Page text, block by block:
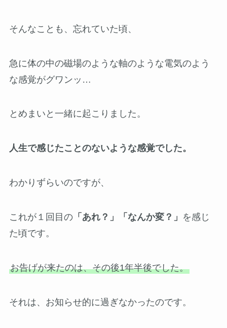
そんなことも、忘れていた頃、
急に体の中の磁場のような軸のような電気のよう
な感覚がグワンッ…
とめまいと一緒に起こりました。
人生で感じたことのないような感覚でした。
わかりずらいのですが、
これが１回目の「あれ？」「なんか変？」 を感じ
た頃です。
お告げが来たのは、その後1年半後でした。
それは、お知らせ的に過ぎなかったのです。